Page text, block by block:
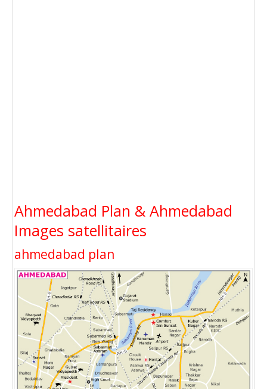
Ahmedabad Plan & Ahmedabad
Images satellitaires
ahmedabad plan